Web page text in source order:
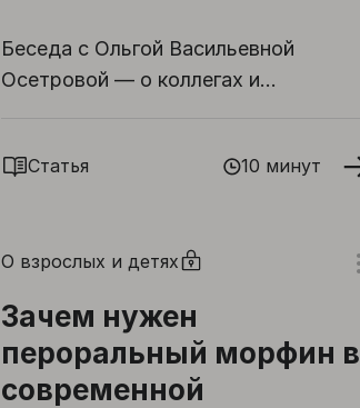
Беседа с Ольгой Васильевной
Осетровой — о коллегах и
Статья 10 минут
О взрослых и детях
Зачем нужен
пероральный морфин в
современной